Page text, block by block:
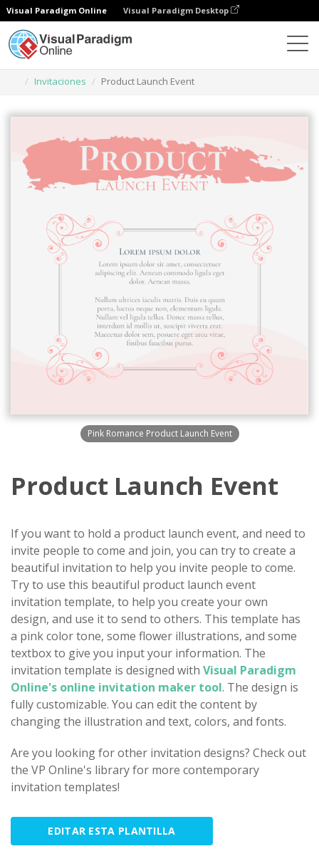
Visual Paradigm Online Visual Paradigm Desktop
Invitaciones
Product Launch Event
Pink Romance Product Launch Event
Product Launch Event
If you want to hold a product launch event, and need to
invite people to come and join, you can try to create a
beautiful invitation to help you invite people to come.
Try to use this beautiful product launch event
invitation template, to help you create your own
design, and use it to send to others. This template has
a pink color tone, some flower illustrations, and some
textbox to give you input your information. The
invitation template is designed with Visual Paradigm
Online's online invitation maker tool. The design is
fully customizable. You can edit the content by
changing the illustration and text, colors, and fonts.
Are you looking for other invitation designs? Check out
the VP Online's library for more contemporary
invitation templates!
EDITAR ESTA PLANTILLA